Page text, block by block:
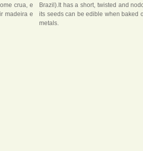
crua, e
madeira e
Brazil).It has a short, twisted and
its seeds can be edible when baked
metals.